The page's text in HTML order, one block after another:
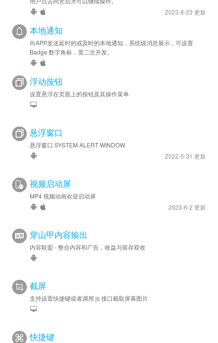
2023-8-23 更新
本地通知
向APP发送延时的或及时的本地通知，系统级消息展示，可设置
Badge 数字角标，需二次开发。
浮动按钮
设置悬浮在页面上的按钮及其操作菜单
悬浮窗口
悬浮窗口 SYSTEM ALERT WINDOW
2022-5-31 更新
视频启动屏
MP4 视频动画欢迎启动屏
2023-6-2 更新
穿山甲内容输出
内容联盟 - 整合内容和广告，收益与留存双收
截屏
支持设置快捷键或者调用 js 接口截取屏幕图片
快捷键